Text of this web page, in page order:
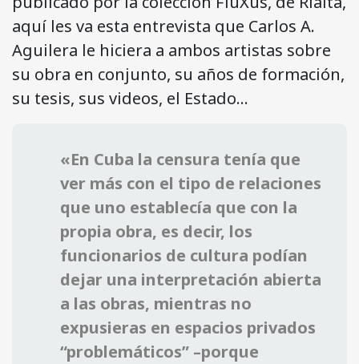
aquí les va esta entrevista que Carlos A.
Aguilera le hiciera a ambos artistas sobre
su obra en conjunto, su años de formación,
su tesis, sus videos, el Estado…
«En Cuba la censura tenía que
ver más con el tipo de relaciones
que uno establecía que con la
propia obra, es decir, los
funcionarios de cultura podían
dejar una interpretación abierta
a las obras, mientras no
expusieras en espacios privados
“problemáticos” –porque